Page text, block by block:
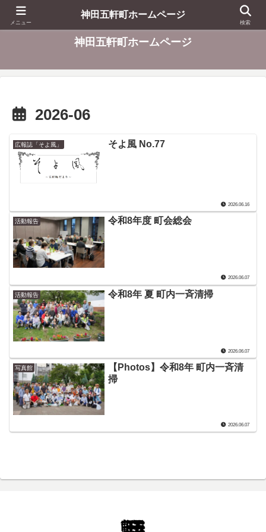
東京都千代田区
神田五軒町ホームページ
2026-06
広報誌「そよ風」 そよ風 No.77
2026.06.16
活動報告 令和8年度 町会総会
2026.06.07
活動報告 令和8年 夏 町内一斉清掃
2026.06.07
写真館
【Photos】令和8年 町内一斉清
掃
2026.06.07
メニュー
神田五軒町ホームページ
検索